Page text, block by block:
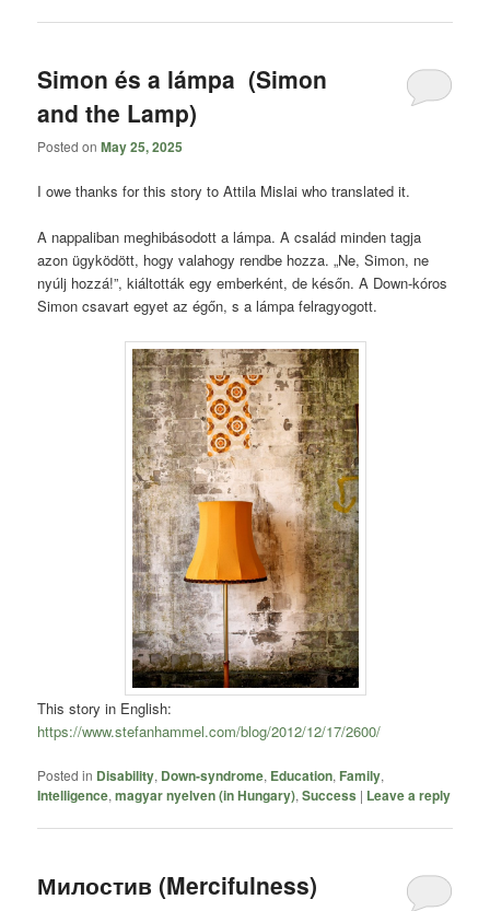
Simon és a lámpa (Simon
and the Lamp)
Posted onMay 25, 2025
I owe thanks for this story to Attila Mislai who translated it.
A nappaliban meghibásodott a lámpa. A család minden tagja
azon ügyködött, hogy valahogy rendbe hozza. „Ne, Simon, ne
nyúlj hozzá!”, kiáltották egy emberként, de későn. A Down-kóros
Simon csavart egyet az égőn, s a lámpa felragyogott.
This story in English:
https://www.stefanhammel.com/blog/2012/12/17/2600/
Posted in Disability, Down-syndrome, Education, Family,
Intelligence,magyar nyelven (in Hungary),Success | Leave a reply
Милостив (Mercifulness)